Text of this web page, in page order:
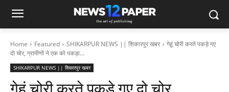
Home Featured SHIKARPUR NEWS || शिकारपुर खबर
गेहूं चोरी करते पकड़े गए
दो चोर, ग्रामीणों ने एक को पकड़ा...
SHIKARPUR NEWS || शिकारपुर खबर